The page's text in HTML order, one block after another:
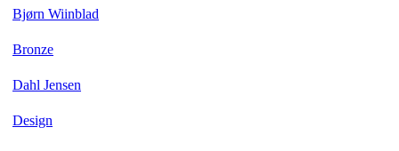
Bjørn Wiinblad
Bronze
Dahl Jensen
Design